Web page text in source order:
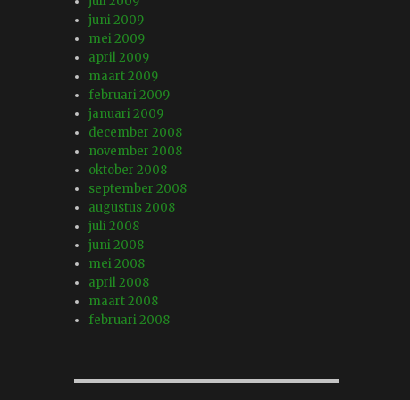
juni 2009
mei 2009
april 2009
maart 2009
februari 2009
januari 2009
december 2008
november 2008
oktober 2008
september 2008
augustus 2008
juli 2008
juni 2008
mei 2008
april 2008
maart 2008
februari 2008